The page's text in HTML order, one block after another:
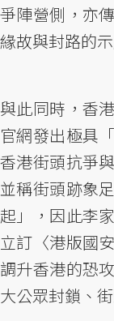
爭陣營側，亦
緣故與封路的
與此同時，香
官網發出極具
香港街頭抗爭
並稱街頭跡象
起」，因此李
立訂〈港版國
調升香港的恐
大公眾封鎖、